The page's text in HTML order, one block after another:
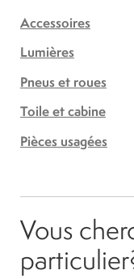
Accessoires
Lumières
Pneus et roues
Toile et cabine
Pièces usagées
Vous